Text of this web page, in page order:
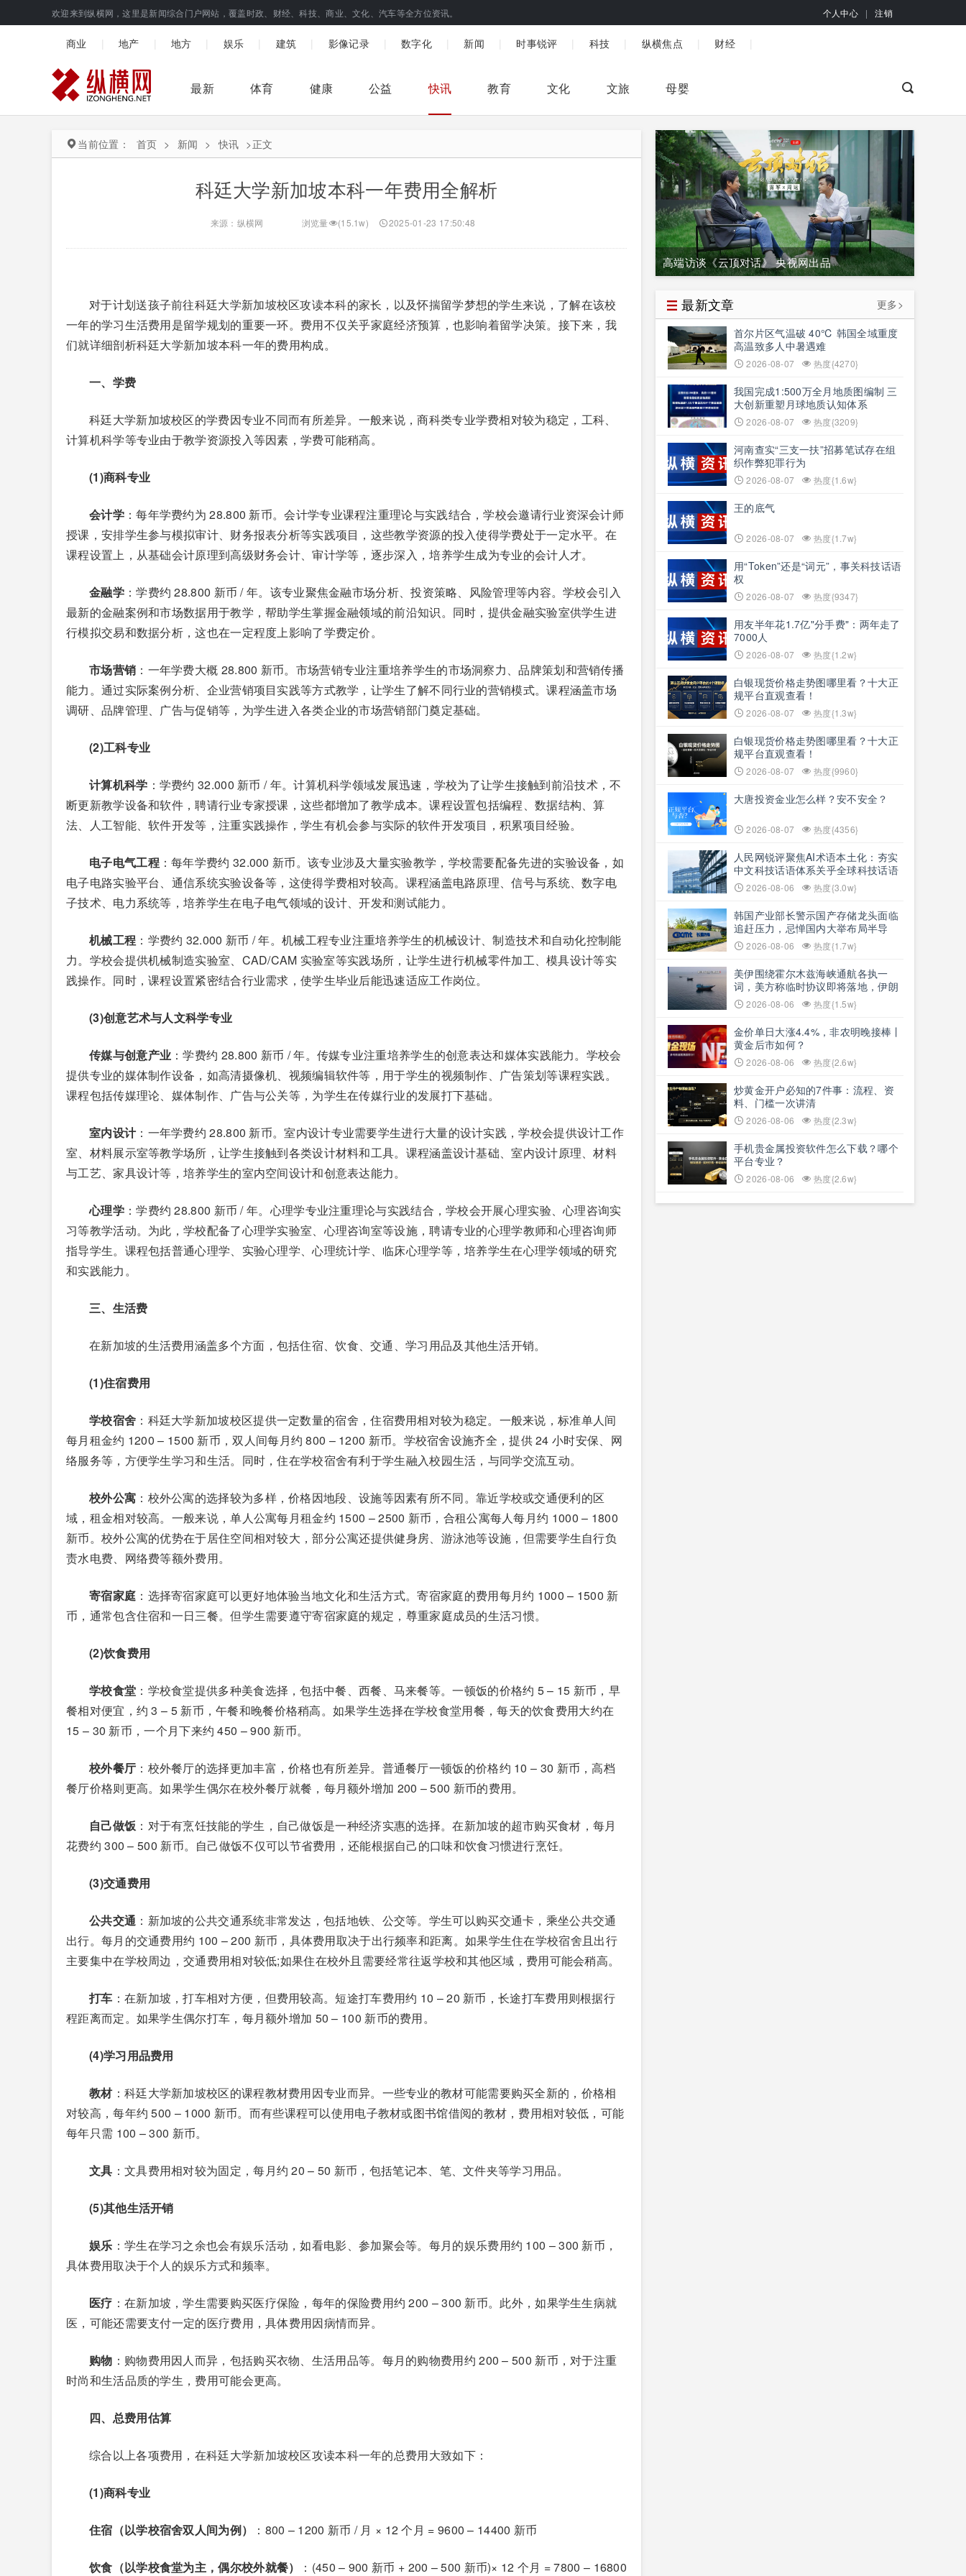
欢迎来到纵横网，这里是新闻综合门户网站，覆盖时政、财经、科技、商业、文化、汽车等全方位资讯。 个人中心 | 注销
商业 地产 地方 娱乐 建筑 影像记录 数字化 新闻 时事锐评 科技 纵横焦点 财经
最新 体育 健康 公益 快讯 教育 文化 文旅 母婴
当前位置： 首页 > 新闻 > 快讯 >正文
科廷大学新加坡本科一年费用全解析
来源：纵横网 浏览量 (15.1w) 2025-01-23 17:50:48
对于计划送孩子前往科廷大学新加坡校区攻读本科的家长，以及怀揣留学梦想的学生来说，了解在该校
一年的学习生活费用是留学规划的重要一环。费用不仅关乎家庭经济预算，也影响着留学决策。接下来，我
们就详细剖析科廷大学新加坡本科一年的费用构成。
一、学费
科廷大学新加坡校区的学费因专业不同而有所差异。一般来说，商科类专业学费相对较为稳定，工科、
计算机科学等专业由于教学资源投入等因素，学费可能稍高。
(1)商科专业
会计学：每年学费约为 28.800 新币。会计学专业课程注重理论与实践结合，学校会邀请行业资深会计师
授课，安排学生参与模拟审计、财务报表分析等实践项目，这些教学资源的投入使得学费处于一定水平。在
课程设置上，从基础会计原理到高级财务会计、审计学等，逐步深入，培养学生成为专业的会计人才。
金融学：学费约 28.800 新币 / 年。该专业聚焦金融市场分析、投资策略、风险管理等内容。学校会引入
最新的金融案例和市场数据用于教学，帮助学生掌握金融领域的前沿知识。同时，提供金融实验室供学生进
行模拟交易和数据分析，这也在一定程度上影响了学费定价。
市场营销 ：一年学费大概 28.800 新币。市场营销专业注重培养学生的市场洞察力、品牌策划和营销传播
能力。通过实际案例分析、企业营销项目实践等方式教学，让学生了解不同行业的营销模式。课程涵盖市场
调研、品牌管理、广告与促销等，为学生进入各类企业的市场营销部门奠定基础。
(2)工科专业
计算机科学 ：学费约 32.000 新币 / 年。计算机科学领域发展迅速，学校为了让学生接触到前沿技术，不
断更新教学设备和软件，聘请行业专家授课，这些都增加了教学成本。课程设置包括编程、数据结构、算
法、人工智能、软件开发等，注重实践操作，学生有机会参与实际的软件开发项目，积累项目经验。
电子电气工程：每年学费约 32.000 新币。该专业涉及大量实验教学，学校需要配备先进的实验设备，如
电子电路实验平台、通信系统实验设备等，这使得学费相对较高。课程涵盖电路原理、信号与系统、数字电
子技术、电力系统等，培养学生在电子电气领域的设计、开发和测试能力。
机械工程 ：学费约 32.000 新币 / 年。机械工程专业注重培养学生的机械设计、制造技术和自动化控制能
力。学校会提供机械制造实验室、CAD/CAM 实验室等实践场所，让学生进行机械零件加工、模具设计等实
践操作。同时，课程设置紧密结合行业需求，使学生毕业后能迅速适应工作岗位。
(3)创意艺术与人文科学专业
传媒与创意产业 ：学费约 28.800 新币 / 年。传媒专业注重培养学生的创意表达和媒体实践能力。学校会
提供专业的媒体制作设备，如高清摄像机、视频编辑软件等，用于学生的视频制作、广告策划等课程实践。
课程包括传媒理论、媒体制作、广告与公关等，为学生在传媒行业的发展打下基础。
室内设计：一年学费约 28.800 新币。室内设计专业需要学生进行大量的设计实践，学校会提供设计工作
室、材料展示室等教学场所，让学生接触到各类设计材料和工具。课程涵盖设计基础、室内设计原理、材料
与工艺、家具设计等，培养学生的室内空间设计和创意表达能力。
心理学：学费约 28.800 新币 / 年。心理学专业注重理论与实践结合，学校会开展心理实验、心理咨询实
习等教学活动。为此，学校配备了心理学实验室、心理咨询室等设施，聘请专业的心理学教师和心理咨询师
指导学生。课程包括普通心理学、实验心理学、心理统计学、临床心理学等，培养学生在心理学领域的研究
和实践能力。
三、生活费
在新加坡的生活费用涵盖多个方面，包括住宿、饮食、交通、学习用品及其他生活开销。
(1)住宿费用
学校宿舍 ：科廷大学新加坡校区提供一定数量的宿舍，住宿费用相对较为稳定。一般来说，标准单人间
每月租金约 1200 – 1500 新币，双人间每月约 800 – 1200 新币。学校宿舍设施齐全，提供 24 小时安保、网
络服务等，方便学生学习和生活。同时，住在学校宿舍有利于学生融入校园生活，与同学交流互动。
校外公寓 ：校外公寓的选择较为多样，价格因地段、设施等因素有所不同。靠近学校或交通便利的区
域，租金相对较高。一般来说，单人公寓每月租金约 1500 – 2500 新币，合租公寓每人每月约 1000 – 1800
新币。校外公寓的优势在于居住空间相对较大，部分公寓还提供健身房、游泳池等设施，但需要学生自行负
责水电费、网络费等额外费用。
寄宿家庭 ：选择寄宿家庭可以更好地体验当地文化和生活方式。寄宿家庭的费用每月约 1000 – 1500 新
币，通常包含住宿和一日三餐。但学生需要遵守寄宿家庭的规定，尊重家庭成员的生活习惯。
(2)饮食费用
学校食堂 ：学校食堂提供多种美食选择，包括中餐、西餐、马来餐等。一顿饭的价格约 5 – 15 新币，早
餐相对便宜，约 3 – 5 新币，午餐和晚餐价格稍高。如果学生选择在学校食堂用餐，每天的饮食费用大约在
15 – 30 新币，一个月下来约 450 – 900 新币。
校外餐厅 ：校外餐厅的选择更加丰富，价格也有所差异。普通餐厅一顿饭的价格约 10 – 30 新币，高档
餐厅价格则更高。如果学生偶尔在校外餐厅就餐，每月额外增加 200 – 500 新币的费用。
自己做饭 ：对于有烹饪技能的学生，自己做饭是一种经济实惠的选择。在新加坡的超市购买食材，每月
花费约 300 – 500 新币。自己做饭不仅可以节省费用，还能根据自己的口味和饮食习惯进行烹饪。
(3)交通费用
公共交通 ：新加坡的公共交通系统非常发达，包括地铁、公交等。学生可以购买交通卡，乘坐公共交通
出行。每月的交通费用约 100 – 200 新币，具体费用取决于出行频率和距离。如果学生住在学校宿舍且出行
主要集中在学校周边，交通费用相对较低;如果住在校外且需要经常往返学校和其他区域，费用可能会稍高。
打车 ：在新加坡，打车相对方便，但费用较高。短途打车费用约 10 – 20 新币，长途打车费用则根据行
程距离而定。如果学生偶尔打车，每月额外增加 50 – 100 新币的费用。
(4)学习用品费用
教材：科廷大学新加坡校区的课程教材费用因专业而异。一些专业的教材可能需要购买全新的，价格相
对较高，每年约 500 – 1000 新币。而有些课程可以使用电子教材或图书馆借阅的教材，费用相对较低，可能
每年只需 100 – 300 新币。
文具 ：文具费用相对较为固定，每月约 20 – 50 新币，包括笔记本、笔、文件夹等学习用品。
(5)其他生活开销
娱乐 ：学生在学习之余也会有娱乐活动，如看电影、参加聚会等。每月的娱乐费用约 100 – 300 新币，
具体费用取决于个人的娱乐方式和频率。
医疗 ：在新加坡，学生需要购买医疗保险，每年的保险费用约 200 – 300 新币。此外，如果学生生病就
医，可能还需要支付一定的医疗费用，具体费用因病情而异。
购物 ：购物费用因人而异，包括购买衣物、生活用品等。每月的购物费用约 200 – 500 新币，对于注重
时尚和生活品质的学生，费用可能会更高。
四、总费用估算
综合以上各项费用，在科廷大学新加坡校区攻读本科一年的总费用大致如下：
(1)商科专业
住宿（以学校宿舍双人间为例） ：800 – 1200 新币 / 月 × 12 个月 = 9600 – 14400 新币
饮食（以学校食堂为主，偶尔校外就餐） ：(450 – 900 新币 + 200 – 500 新币)× 12 个月 = 7800 – 16800
高端访谈《云顶对话》 央视网出品
最新文章
更多>
首尔片区气温破 40℃ 韩国全域重度
高温致多人中暑遇难
2026-08-07 热度{4270}
我国完成1:500万全月地质图编制 三
大创新重塑月球地质认知体系
2026-08-07 热度{3209}
河南查实“三支一扶”招募笔试存在组
织作弊犯罪行为
2026-08-07 热度{1.6w}
王的底气
2026-08-07 热度{1.7w}
用“Token”还是“词元”，事关科技话语
权
2026-08-07 热度{9347}
用友半年花1.7亿"分手费"：两年走了
7000人
2026-08-07 热度{1.2w}
白银现货价格走势图哪里看？十大正
规平台直观查看！
2026-08-07 热度{1.3w}
白银现货价格走势图哪里看？十大正
规平台直观查看！
2026-08-07 热度{9960}
大唐投资金业怎么样？安不安全？
2026-08-07 热度{4356}
人民网锐评聚焦AI术语本土化：夯实
中文科技话语体系关乎全球科技话语
权争夺
2026-08-06 热度{3.0w}
韩国产业部长警示国产存储龙头面临
追赶压力，忌惮国内大举布局半导
体，呼吁加码本土资本投入避免优势
流失
2026-08-06 热度{1.7w}
美伊围绕霍尔木兹海峡通航各执一
词，美方称临时协议即将落地，伊朗
坚称仅与阿曼双边磋商、通航恢复取
决于美方态度
2026-08-06 热度{1.5w}
金价单日大涨4.4%，非农明晚接棒丨
黄金后市如何？
2026-08-06 热度{2.6w}
炒黄金开户必知的7件事：流程、资
料、门槛一次讲清
2026-08-06 热度{2.3w}
手机贵金属投资软件怎么下载？哪个
平台专业？
2026-08-06 热度{2.6w}